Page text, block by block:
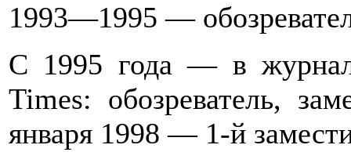
1993—1995 —
С 1995 года — в
Times: обозреватель,
января 1998 — 1-й